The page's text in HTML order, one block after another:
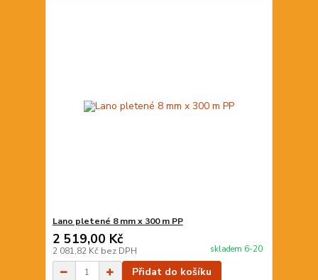
Lano pletené 8 mm x 300 m PP
2 519,00 Kč
2 081,82 Kč bez DPH skladem 6-20
Přidat do košíku